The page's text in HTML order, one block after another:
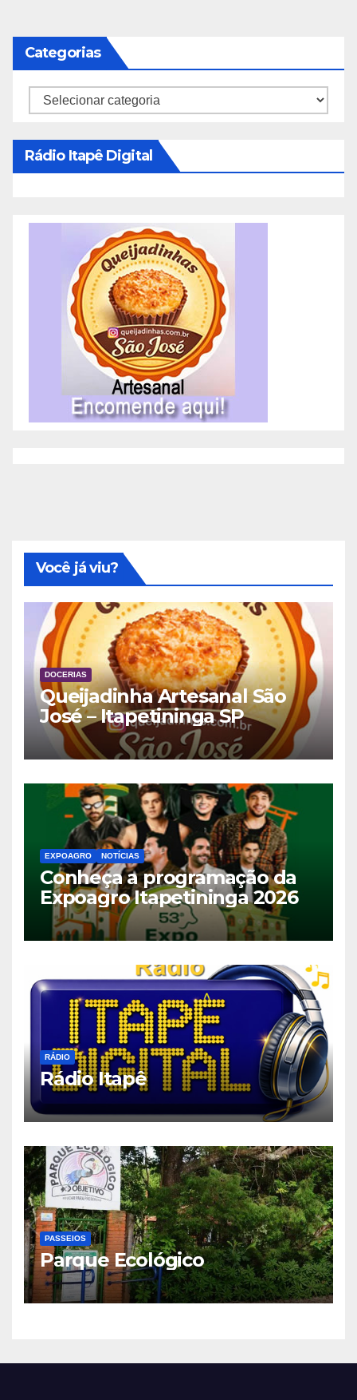
Categorias
Categorias
Rádio Itapê Digital
Você já viu?
DOCERIAS
Queijadinha Artesanal São
José – Itapetininga SP
EXPOAGRO NOTÍCIAS
Conheça a programação da
Expoagro Itapetininga 2026
RÁDIO
Rádio Itapê
PASSEIOS
Parque Ecológico